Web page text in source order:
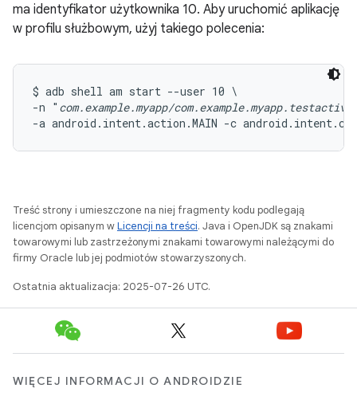
ma identyfikator użytkownika 10. Aby uruchomić aplikację
w profilu służbowym, użyj takiego polecenia:
$ adb shell am start --user 10 \
-n " com.example.myapp/
-a android.intent.action.MAIN -c
Treść strony i umieszczone na niej fragmenty kodu podlegają
licencjom opisanym wLicencji na treści. Java i OpenJDK są znakami
towarowymi lub zastrzeżonymi znakami towarowymi należącymi do
firmy Oracle lub jej podmiotów stowarzyszonych.
Ostatnia aktualizacja: 2025-07-26 UTC.
WIĘCEJ INFORMACJI O ANDROIDZIE